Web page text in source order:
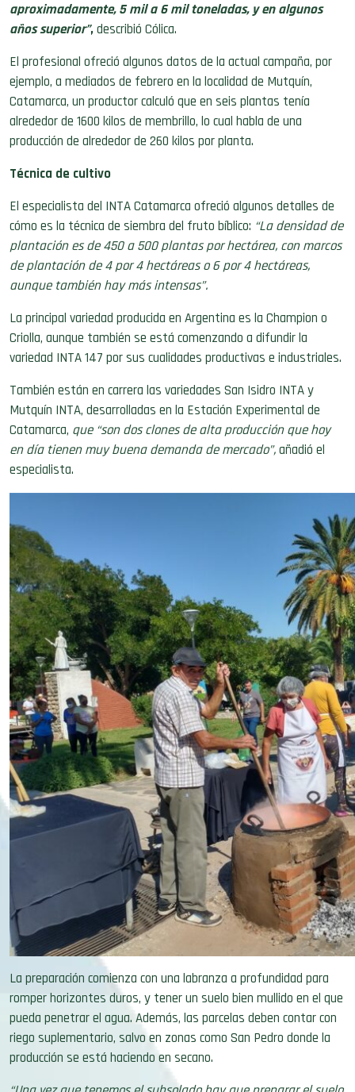
aproximadamente, 5 mil a 6 mil toneladas, y en algunos
años superior”,describió Cólica.
El profesional ofreció algunos datos de la actual campaña, por
ejemplo, a mediados de febrero en la localidad de Mutquín,
Catamarca, un productor calculó que en seis plantas tenía
alrededor de 1600 kilos de membrillo, lo cual habla de una
producción de alrededor de 260 kilos por planta.
Técnica de cultivo
El especialista del INTA Catamarca ofreció algunos detalles de
cómo es la técnica de siembra del fruto bíblico: “La densidad de
plantación es de 450 a 500 plantas por hectárea, con marcos
de plantación de 4 por 4 hectáreas o 6 por 4 hectáreas,
aunque también hay más intensas”.
La principal variedad producida en Argentina es la Champion o
Criolla, aunque también se está comenzando a difundir la
variedad INTA 147 por sus cualidades productivas e industriales.
También están en carrera las variedades San Isidro INTA y
Mutquín INTA, desarrolladas en la Estación Experimental de
Catamarca, que “son dos clones de alta producción que hoy
en día tienen muy buena demanda de mercado”,añadió el
especialista.
La preparación comienza con una labranza a profundidad para
romper horizontes duros, y tener un suelo bien mullido en el que
pueda penetrar el agua. Además, las parcelas deben contar con
riego suplementario, salvo en zonas como San Pedro donde la
producción se está haciendo en secano.